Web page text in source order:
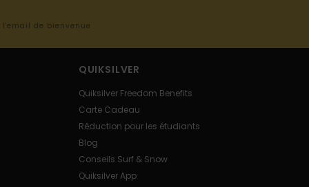
de bienvenue
QUIKSILVER
Quiksilver Freedom Benefits
Carte Cadeau
Réduction pour les étudiants
Blog
Conseils Surf & Snow
Quiksilver App